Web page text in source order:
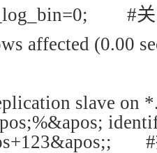
#
affected (0.00
slave on
#